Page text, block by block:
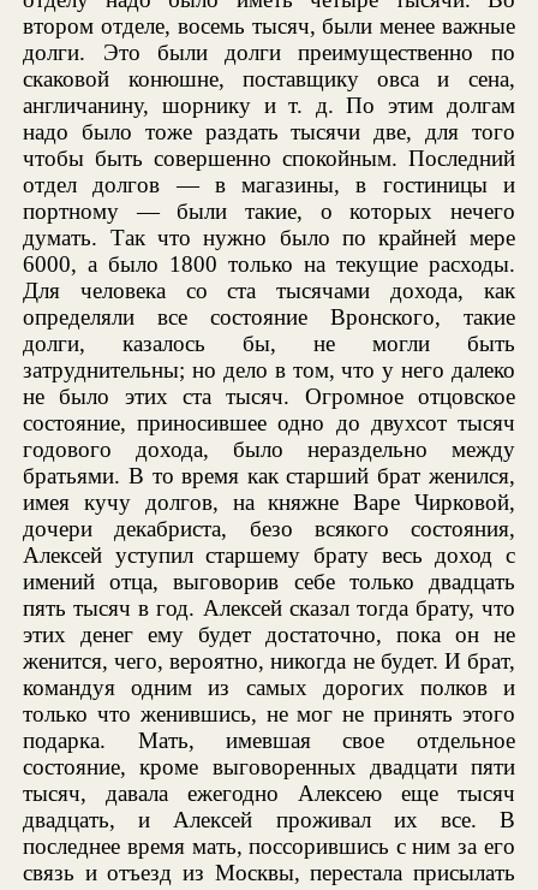
втором отделе, восемь тысяч, были менее важные
долги. Это были долги преимущественно по
скаковой конюшне, поставщику овса и сена,
англичанину, шорнику и т. д. По этим долгам
надо было тоже раздать тысячи две, для того
чтобы быть совершенно спокойным. Последний
отдел долгов — в магазины, в гостиницы и
портному — были такие, о которых нечего
думать. Так что нужно было по крайней мере
6000, а было 1800 только на текущие расходы.
Для человека со ста тысячами дохода, как
определяли все состояние Вронского, такие
долги, казалось бы, не могли быть
затруднительны; но дело в том, что у него далеко
не было этих ста тысяч. Огромное отцовское
состояние, приносившее одно до двухсот тысяч
годового дохода, было нераздельно между
братьями. В то время как старший брат женился,
имея кучу долгов, на княжне Варе Чирковой,
дочери декабриста, безо всякого состояния,
Алексей уступил старшему брату весь доход с
имений отца, выговорив себе только двадцать
пять тысяч в год. Алексей сказал тогда брату, что
этих денег ему будет достаточно, пока он не
женится, чего, вероятно, никогда не будет. И брат,
командуя одним из самых дорогих полков и
только что женившись, не мог не принять этого
подарка. Мать, имевшая свое отдельное
состояние, кроме выговоренных двадцати пяти
тысяч, давала ежегодно Алексею еще тысяч
двадцать, и Алексей проживал их все. В
последнее время мать, поссорившись с ним за его
связь и отъезд из Москвы, перестала присылать